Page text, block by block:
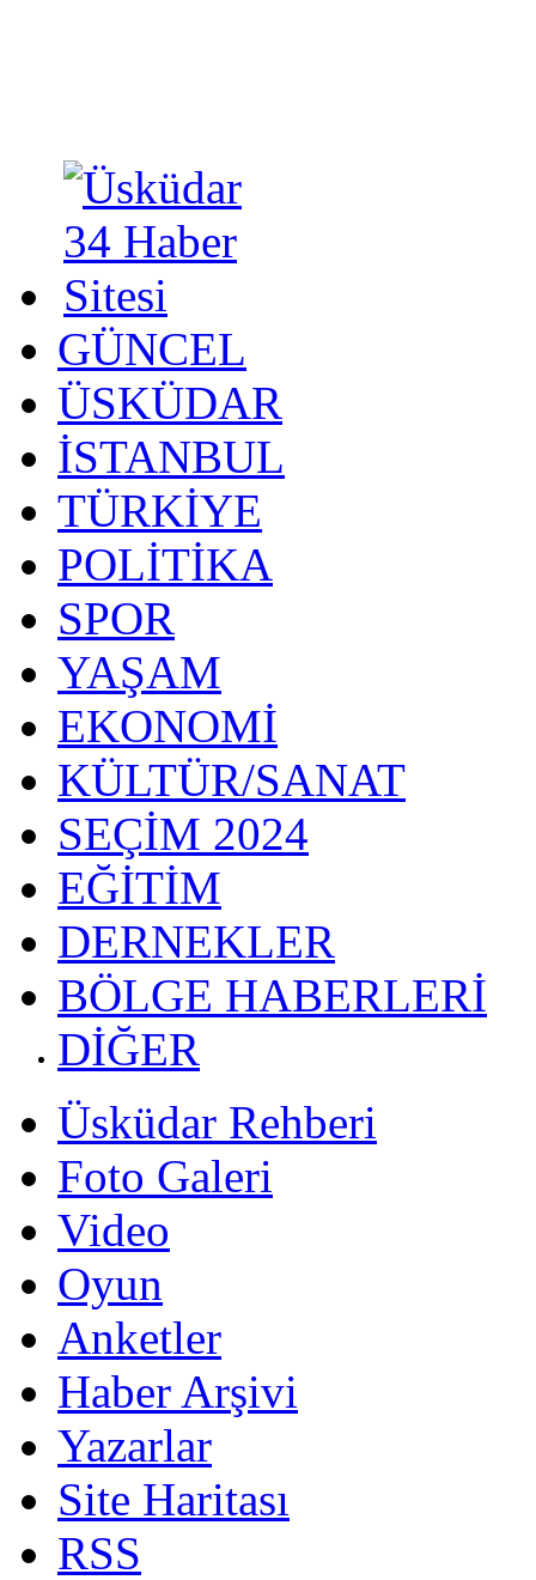
GÜNCEL
ÜSKÜDAR
İSTANBUL
TÜRKİYE
POLİTİKA
SPOR
YAŞAM
EKONOMİ
KÜLTÜR/SANAT
SEÇİM 2024
EĞİTİM
DERNEKLER
BÖLGE HABERLERİ
DİĞER
Üsküdar Rehberi
Foto Galeri
Video
Oyun
Anketler
Haber Arşivi
Yazarlar
Site Haritası
RSS